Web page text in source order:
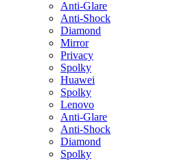
Anti-Glare
Anti-Shock
Diamond
Mirror
Privacy
Spolky
Huawei
Spolky
Lenovo
Anti-Glare
Anti-Shock
Diamond
Spolky